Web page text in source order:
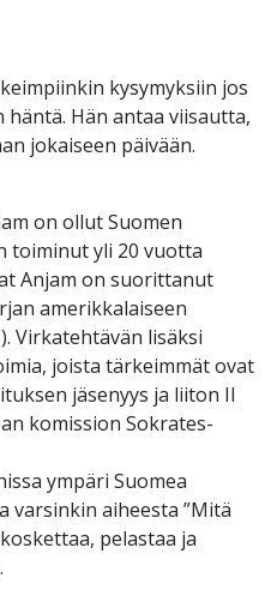
kysymyksiin jos
Hän antaa viisautta,
jokaiseen päivään.
on ollut Suomen
toiminut yli 20 vuotta
Anjam on suorittanut
amerikkalaiseen
Virkatehtävän lisäksi
joista tärkeimmät ovat
jäsenyys ja liiton II
komission Sokrates-
ympäri Suomea
varsinkin aiheesta ”Mitä
pelastaa ja